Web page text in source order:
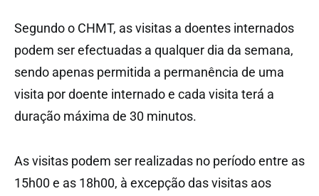
Segundo o CHMT, as visitas a doentes internados
podem ser efectuadas a qualquer dia da semana,
sendo apenas permitida a permanência de uma
visita por doente internado e cada visita terá a
duração máxima de 30 minutos.
As visitas podem ser realizadas no período entre as
15h00 e as 18h00, à excepção das visitas aos